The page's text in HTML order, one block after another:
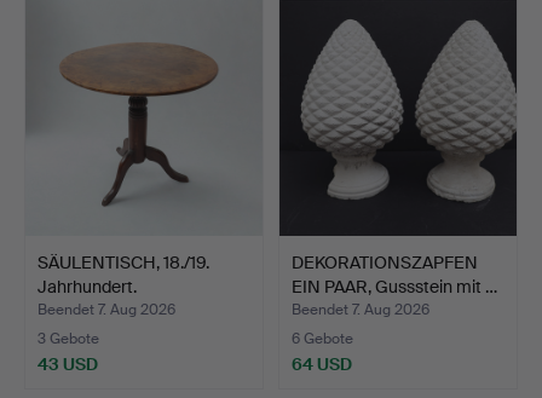
SÄULENTISCH, 18./19.
Jahrhundert.
Beendet 7. Aug 2026
3 Gebote
43 USD
DEKORATIONSZAPFEN
EIN PAAR, Gussstein mit …
Beendet 7. Aug 2026
6 Gebote
64 USD